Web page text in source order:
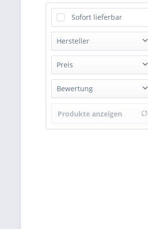
Sofort lieferbar
Hersteller
Pro-Ject Audio Systems
Preis
von399,00 €bis
Bewertung
& mehr
& mehr
Produkte anzeigen